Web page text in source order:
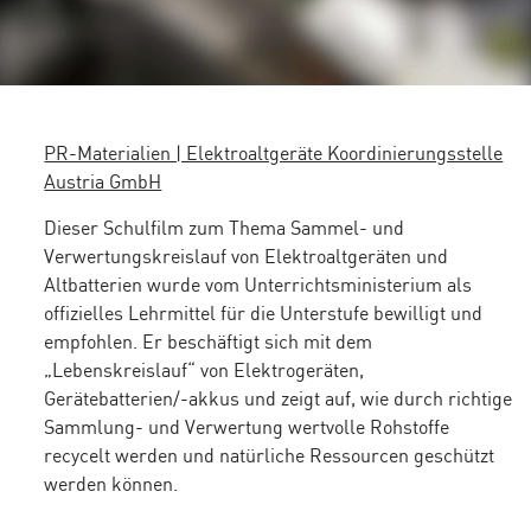
PR-Materialien | Elektroaltgeräte Koordinierungsstelle
Austria GmbH
Dieser Schulfilm zum Thema Sammel- und
Verwertungskreislauf von Elektroaltgeräten und
Altbatterien wurde vom Unterrichtsministerium als
offizielles Lehrmittel für die Unterstufe bewilligt und
empfohlen. Er beschäftigt sich mit dem
„Lebenskreislauf“ von Elektrogeräten,
Gerätebatterien/-akkus und zeigt auf, wie durch richtige
Sammlung- und Verwertung wertvolle Rohstoffe
recycelt werden und natürliche Ressourcen geschützt
werden können.